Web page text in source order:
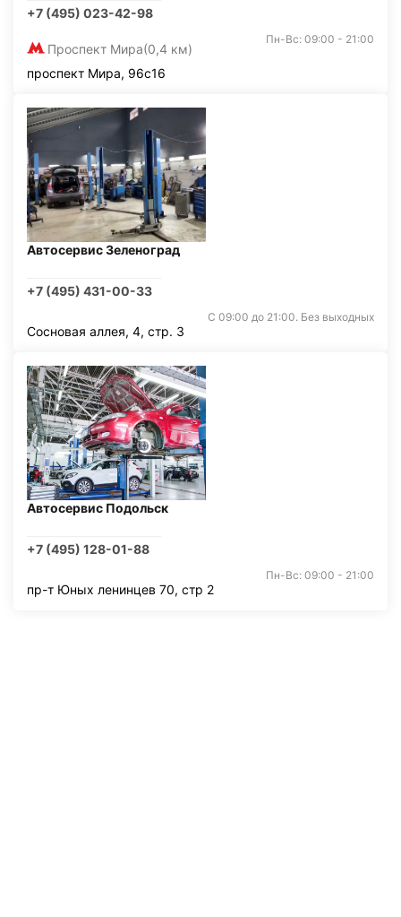
+7 (495) 023-42-98
Проспект Мира(0,4 км)
Пн-Вс: 09:00 - 21:00
проспект Мира, 96с16
Автосервис Зеленоград
+7 (495) 431-00-33
С 09:00 до 21:00. Без выходных
Сосновая аллея, 4, стр. 3
Автосервис Подольск
+7 (495) 128-01-88
Пн-Вс: 09:00 - 21:00
пр-т Юных ленинцев 70, стр 2